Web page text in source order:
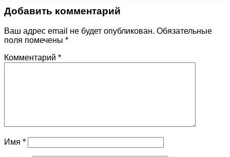
Добавить комментарий
Ваш адрес email не будет опубликован. Обязательные
поля помечены *
Комментарий *
Имя *